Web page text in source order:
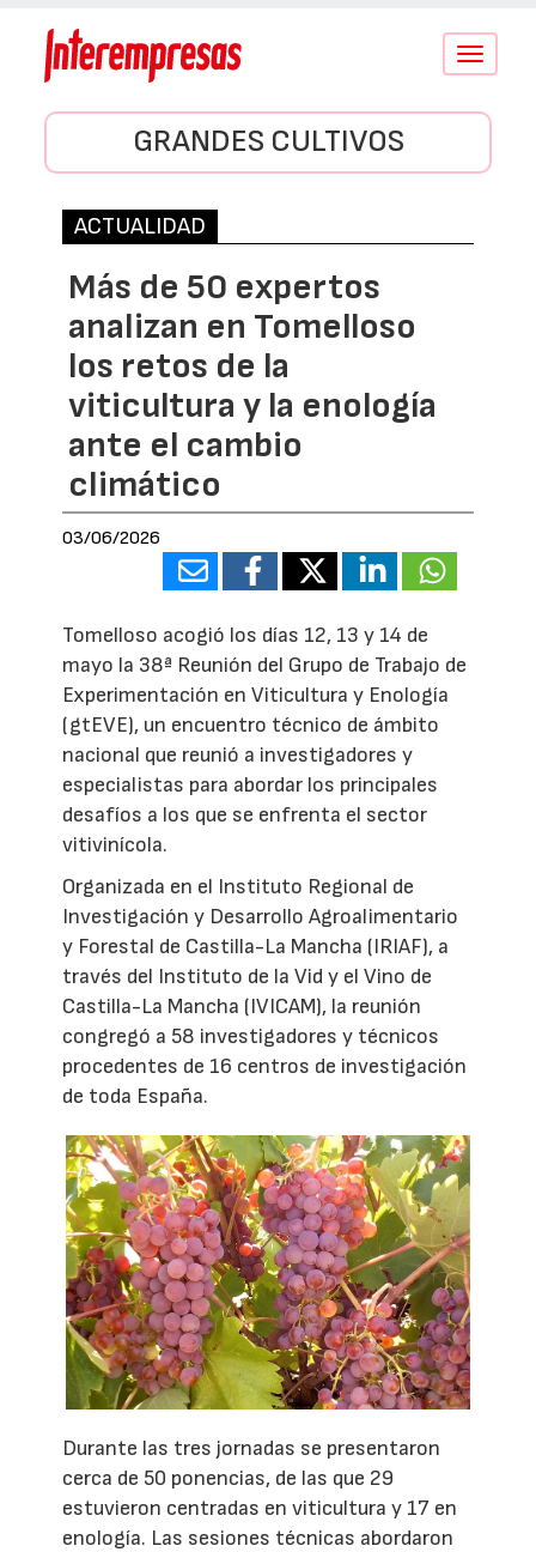
Conmutar
GRANDES CULTIVOS
ACTUALIDAD
Más de 50 expertos
analizan en Tomelloso
los retos de la
viticultura y la enología
ante el cambio
climático
03/06/2026
Tomelloso acogió los días 12, 13 y 14 de
mayo la 38ª Reunión del Grupo de Trabajo de
Experimentación en Viticultura y Enología
(gtEVE), un encuentro técnico de ámbito
nacional que reunió a investigadores y
especialistas para abordar los principales
desafíos a los que se enfrenta el sector
vitivinícola.
Organizada en el Instituto Regional de
Investigación y Desarrollo Agroalimentario
y Forestal de Castilla-La Mancha (IRIAF), a
través del Instituto de la Vid y el Vino de
Castilla-La Mancha (IVICAM), la reunión
congregó a 58 investigadores y técnicos
procedentes de 16 centros de investigación
de toda España.
Durante las tres jornadas se presentaron
cerca de 50 ponencias, de las que 29
estuvieron centradas en viticultura y 17 en
enología. Las sesiones técnicas abordaron